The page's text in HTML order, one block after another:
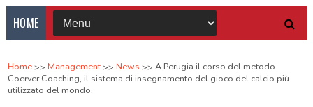
HOME
Home Management News
A Perugia il corso del metodo
Coerver Coaching, il sistema di insegnamento del gioco del calcio più
utilizzato del mondo.